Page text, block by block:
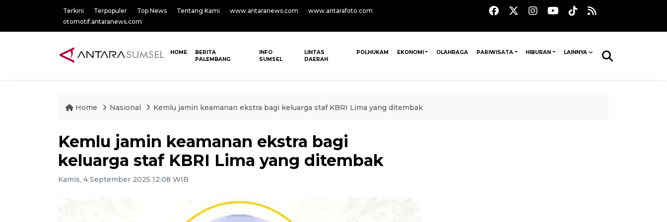
Terkini Terpopuler Top News Tentang Kami www.antaranews.com
www.antarafoto.com
otomotif.antaranews.com
HOME
BERITA
PALEMBANG
INFO
SUMSEL
LINTAS
DAERAH
POLHUKAM EKONOMI OLAHRAGA PARIWISATA HIBURAN LAINNYA
Home Nasional Kemlu jamin keamanan ekstra bagi keluarga staf KBRI Lima yang ditembak
Kemlu jamin keamanan ekstra bagi
keluarga staf KBRI Lima yang ditembak
Kamis, 4 September 2025 12:08 WIB